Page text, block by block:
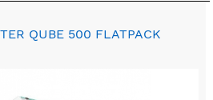
QUBE 500 FLATPACK